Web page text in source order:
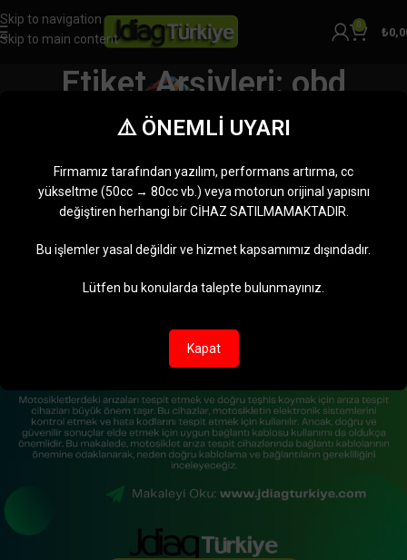
Skip to navigation
Skip to main content
0
₺
Etiket Arşivleri: obd
bağlantı kablosu satın al
⚠️ ÖNEMLİ UYARI
Firmamız tarafından yazılım, performans artırma, cc
yükseltme (50cc → 80cc vb.) veya motorun orijinal yapısını
değiştiren herhangi bir CİHAZ SATILMAMAKTADIR.
Bu işlemler yasal değildir ve hizmet kapsamımız dışındadır.
Lütfen bu konularda talepte bulunmayınız.
Kapat